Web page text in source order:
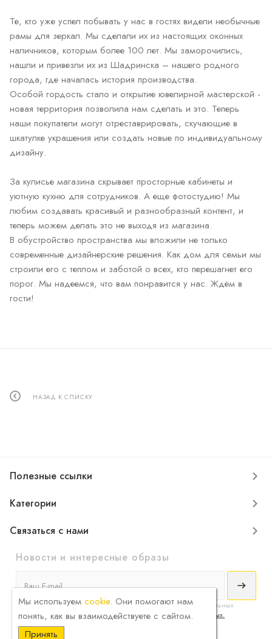
Те, кто уже успел побывать у нас в гостях видели необычные
рамы для зеркал. Мы сделали их из настоящих оконных
наличников, которым более 100 лет. Мы заморочились,
нашли и привезли их из Шадринска – нашего родного
города, где началась история производства.
Особой гордость стало и открытие ювелирной мастерской -
новая территория позволила нам сделать и это. Теперь
наши покупатели могут отреставрировать, скучающие в
шкатулке украшения или создать новые по индивидуальному
дизайну.
За кулисье магазина скрывает просторные кабинеты и
уютную кухню для сотрудников. А еще фотостудию! Мы
любим создавать красивый и разнообразный контент, и
теперь можем делать это не выходя из магазина.
В обустройство пространства мы вложили не только
современные дизайнерские решения. Как дом для семьи мы
строили его с теплом и заботой о всех, кто перешагнет его
порог. Мы надеемся, что вам понравится у нас. Ждём в
гости!
НАЗАД К СПИСКУ
Полезные ссылки
Категории
Связаться с нами
Новости и интересные образы
Я принимаюусловия соглашениясбора и обработки конфиденциальных
данных и ознакомлен сполитикой обработки персональных данных.
Мы используем cookie. Они помогают нам
понять, как вы взаимодействуете с сайтом.
Принять